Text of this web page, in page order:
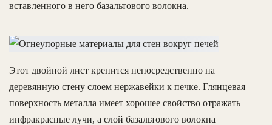
вставленного в него базальтового волокна.
Этот двойной лист крепится непосредственно на
деревянную стену слоем нержавейки к печке. Глянцевая
поверхность металла имеет хорошее свойство отражать
инфракрасные лучи, а слой базальтового волокна